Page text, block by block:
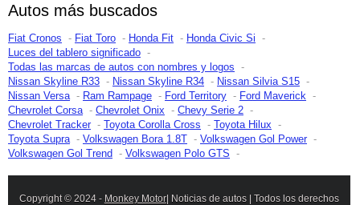
Autos más buscados
Fiat Cronos Fiat Toro Honda Fit
Honda Civic Si
Luces del tablero significado
Todas las marcas de autos con nombres y logos
Nissan Skyline R33
Nissan Skyline R34
Nissan Silvia S15
Nissan Versa
Ram Rampage Ford Territory
Ford Maverick
Chevrolet Corsa
Chevrolet Onix
Chevy Serie 2
Chevrolet Tracker
Toyota Corolla Cross
Toyota Hilux
Toyota Supra
Volkswagen Bora 1.8T
Volkswagen Gol Power
Volkswagen Gol Trend
Volkswagen Polo GTS
Copyright © 2024 - Monkey Motor| Noticias de autos | Todos los derechos